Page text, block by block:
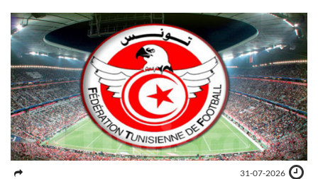
31-07-2026